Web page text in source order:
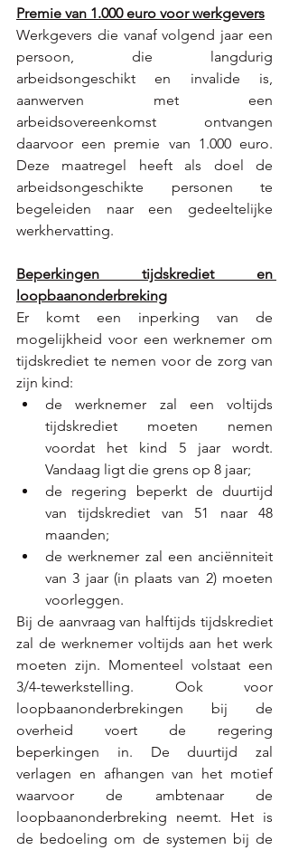
Premie van 1.000 euro voor werkgevers
Werkgevers die vanaf volgend jaar een
persoon, die langdurig
arbeidsongeschikt en invalide is,
aanwerven met een
arbeidsovereenkomst ontvangen
daarvoor een premie van 1.000 euro.
Deze maatregel heeft als doel de
arbeidsongeschikte personen te
begeleiden naar een gedeeltelijke
werkhervatting.
Beperkingen tijdskrediet en
loopbaanonderbreking
Er komt een inperking van de
mogelijkheid voor een werknemer om
tijdskrediet te nemen voor de zorg van
zijn kind:
de werknemer zal een voltijds
tijdskrediet moeten nemen
voordat het kind 5 jaar wordt.
Vandaag ligt die grens op 8 jaar;
de regering beperkt de duurtijd
van tijdskrediet van 51 naar 48
maanden;
de werknemer zal een anciënniteit
van 3 jaar (in plaats van 2) moeten
voorleggen.
Bij de aanvraag van halftijds tijdskrediet
zal de werknemer voltijds aan het werk
moeten zijn. Momenteel volstaat een
3/4-tewerkstelling. Ook voor
loopbaanonderbrekingen bij de
overheid voert de regering
beperkingen in. De duurtijd zal
verlagen en afhangen van het motief
waarvoor de ambtenaar de
loopbaanonderbreking neemt. Het is
de bedoeling om de systemen bij de